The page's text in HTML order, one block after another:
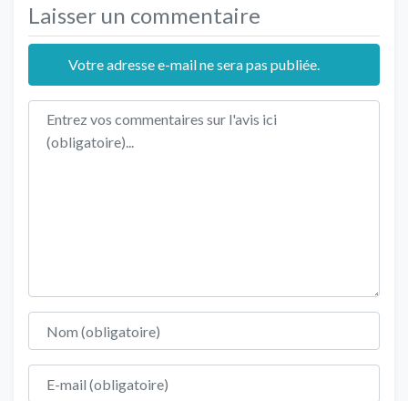
Laisser un commentaire
Votre adresse e-mail ne sera pas publiée.
Texte de l'avis
Nom
E-mail